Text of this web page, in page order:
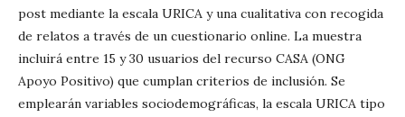
post mediante la escala URICA y una cualitativa con recogida
de relatos a través de un cuestionario online. La muestra
incluirá entre 15 y 30 usuarios del recurso CASA (ONG
Apoyo Positivo) que cumplan criterios de inclusión. Se
emplearán variables sociodemográficas, la escala URICA tipo